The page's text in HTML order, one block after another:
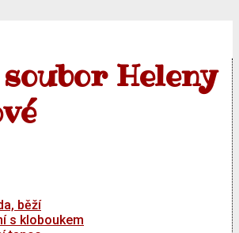
Heleny
běží
s kloboukem